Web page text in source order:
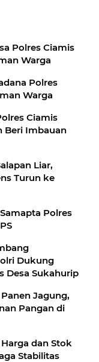
Polres Ciamis
Warga
Polres
Warga
Ciamis
Beri Imbauan
Liar,
Turun ke
Polres
Dukung
Desa Sukahurip
Jagung,
Pangan di
dan Stok
Stabilitas